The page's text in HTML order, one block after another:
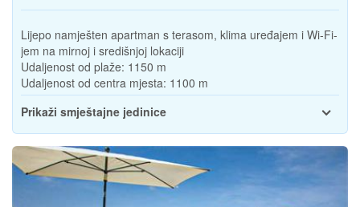
Lijepo namješten apartman s terasom, klima uređajem i Wi-Fi-
jem na mirnoj i središnjoj lokaciji
Udaljenost od plaže: 1150 m
Udaljenost od centra mjesta: 1100 m
Prikaži smještajne jedinice